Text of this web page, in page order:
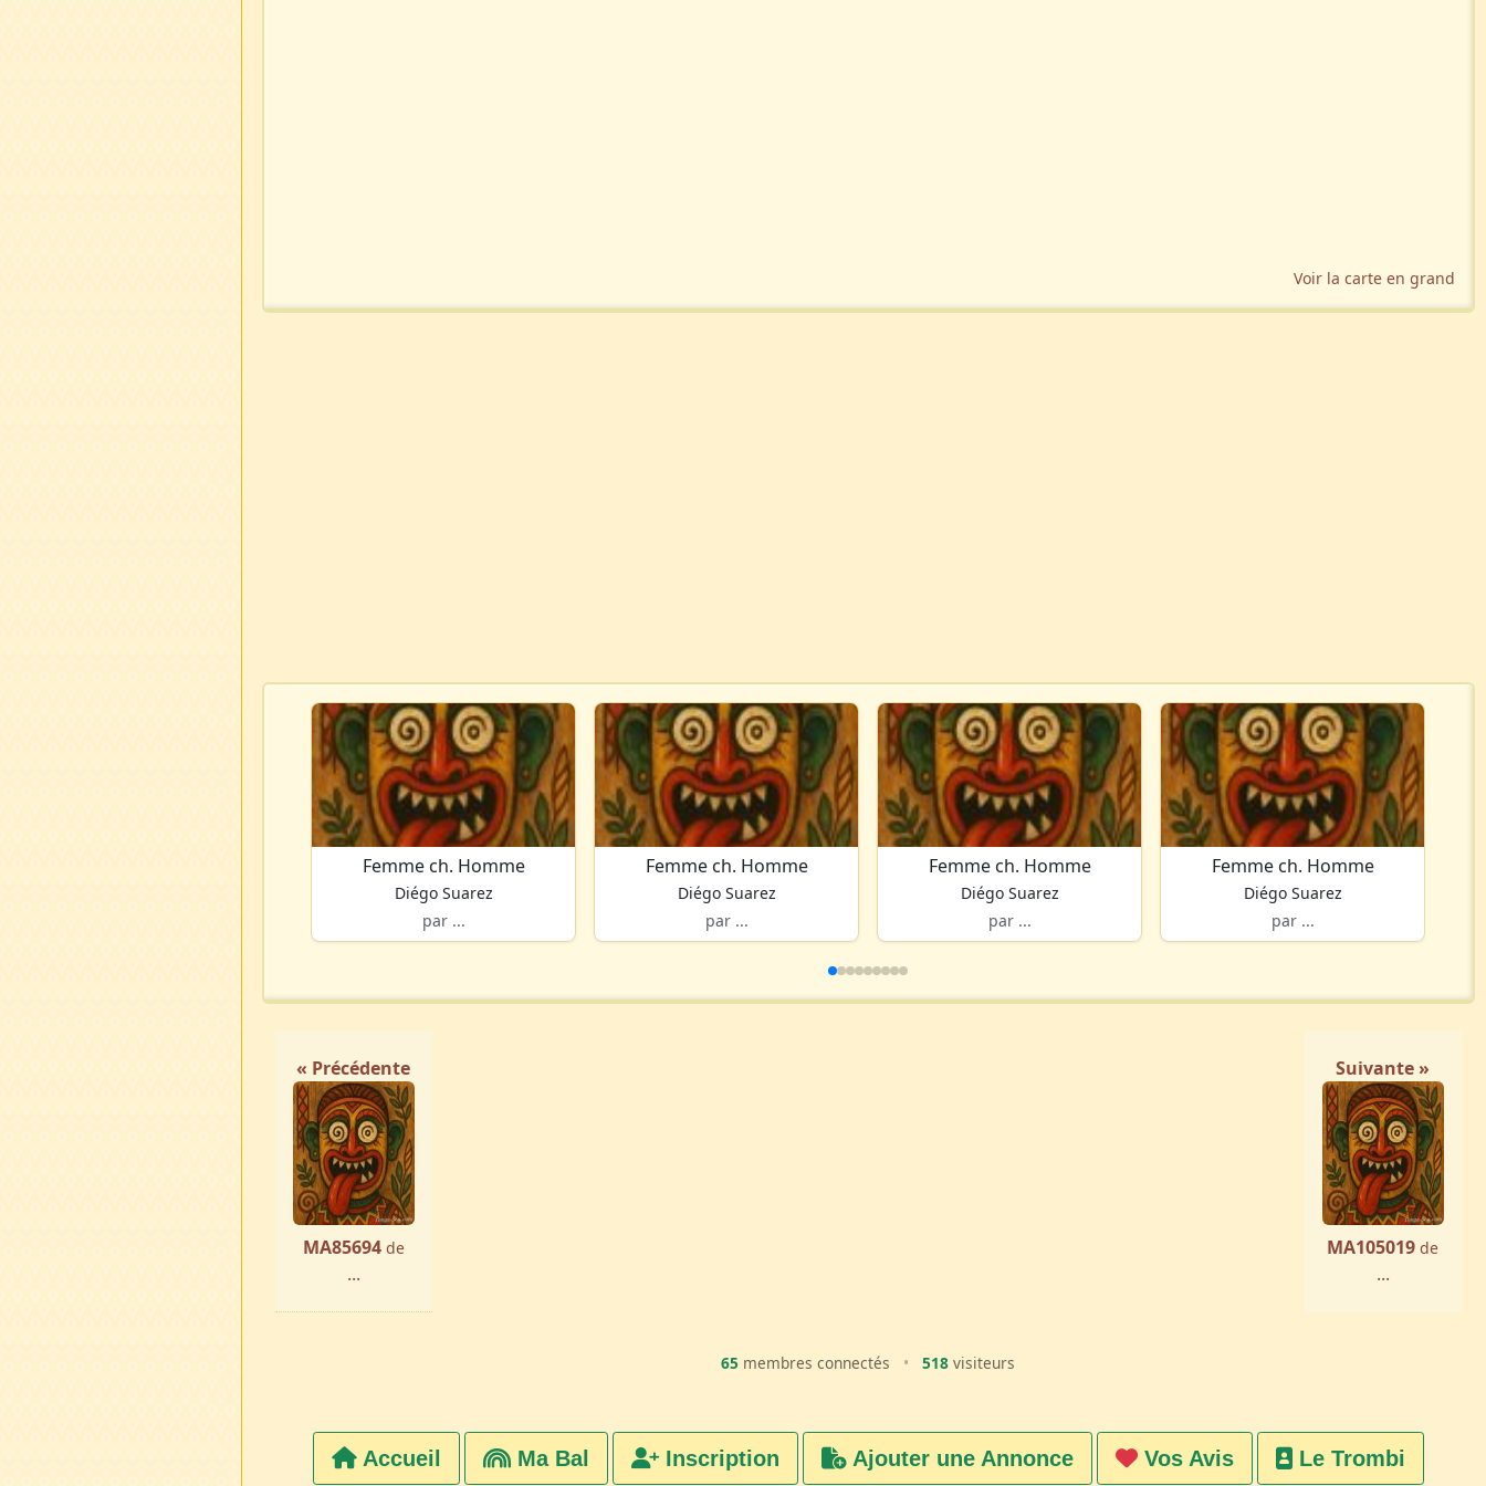
Voir la carte en grand
Femme ch. Homme
Diégo Suarez
par ...
Femme ch. Homme
Diégo Suarez
par ...
Femme ch. Homme
Diégo Suarez
par ...
Femme ch. Homme
Diégo Suarez
par ...
« Précédente
MA85694 de
...
Suivante »
MA105019 de
...
65 membres connectés • 518 visiteurs
Accueil Ma Bal Inscription Ajouter une Annonce Vos Avis Le Trombi